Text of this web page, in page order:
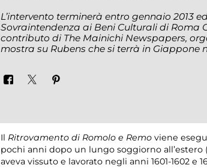
L’intervento terminerà entro gennaio 2013
Sovraintendenza ai Beni Culturali di Roma
contributo di The Mainichi Newspapers,
mostra su Rubens che si terrà in Giappone
Il Ritrovamento di Romolo e Remo viene
pochi anni dopo un lungo soggiorno all’estero
aveva vissuto e lavorato negli anni 1601-1602 e